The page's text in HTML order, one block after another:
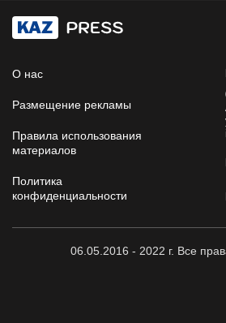
О нас
Размещение рекламы
Правила использования
материалов
Политика
конфиденциальности
06.05.2016 - 2022 г. Все